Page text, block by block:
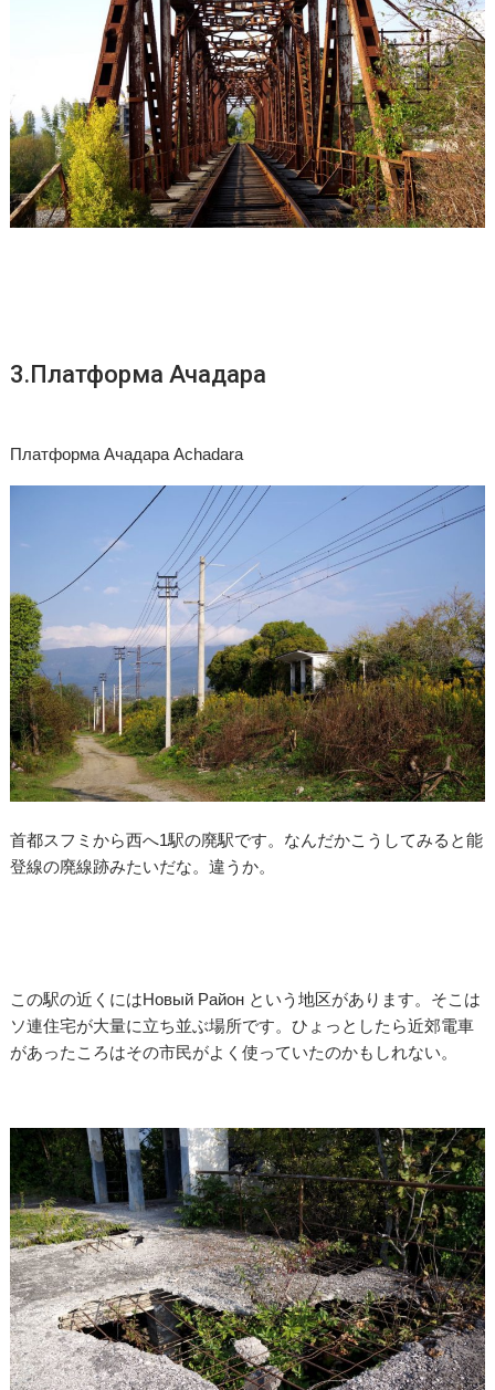
3.Платформа Ачадара
Платформа Ачадара Achadara
首都スフミから西へ1駅の廃駅です。なんだかこうしてみると能
登線の廃線跡みたいだな。違うか。
この駅の近くにはНовый Район という地区があります。そこは
ソ連住宅が大量に立ち並ぶ場所です。ひょっとしたら近郊電車
があったころはその市民がよく使っていたのかもしれない。